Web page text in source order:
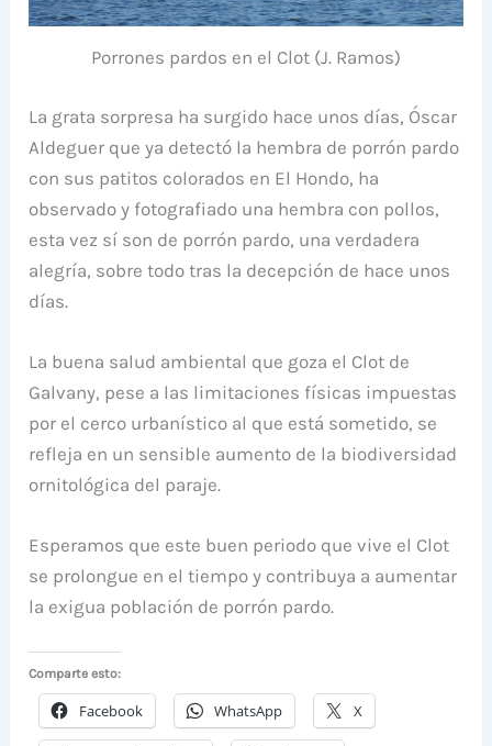
Porrones pardos en el Clot (J. Ramos)
La grata sorpresa ha surgido hace unos días, Óscar
Aldeguer que ya detectó la hembra de porrón pardo
con sus patitos colorados en El Hondo, ha
observado y fotografiado una hembra con pollos,
esta vez sí son de porrón pardo, una verdadera
alegría, sobre todo tras la decepción de hace unos
días.
La buena salud ambiental que goza el Clot de
Galvany, pese a las limitaciones físicas impuestas
por el cerco urbanístico al que está sometido, se
refleja en un sensible aumento de la biodiversidad
ornitológica del paraje.
Esperamos que este buen periodo que vive el Clot
se prolongue en el tiempo y contribuya a aumentar
la exigua población de porrón pardo.
Comparte esto:
Facebook WhatsApp X